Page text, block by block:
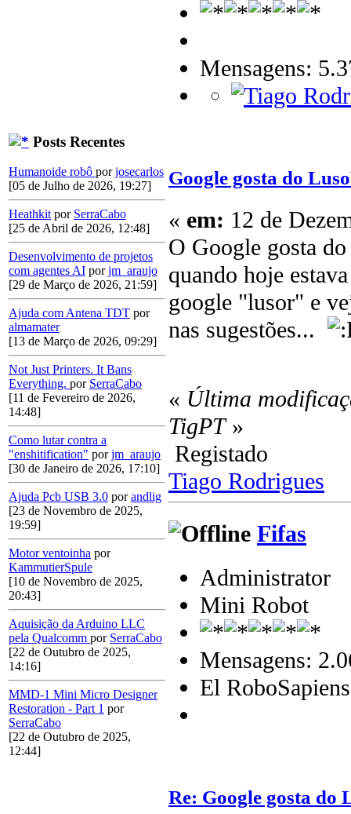
Posts Recentes
Humanoide robô porjosecarlos
[05 de Julho de 2026, 19:27]
Heathkit por SerraCabo
[25 de Abril de 2026, 12:48]
Desenvolvimento de projetos
com agentes AI porjm_araujo
[29 de Março de 2026, 21:59]
Ajuda com Antena TDT por
almamater
[13 de Março de 2026, 09:29]
Not Just Printers. It Bans
Everything. por SerraCabo
[11 de Fevereiro de 2026,
14:48]
Como lutar contra a
"enshitification" porjm_araujo
[30 de Janeiro de 2026, 17:10]
Ajuda Pcb USB 3.0 porandlig
[23 de Novembro de 2025,
19:59]
Motor ventoinha por
KammutierSpule
[10 de Novembro de 2025,
20:43]
Aquisição da Arduino LLC
pela Qualcomm por SerraCabo
[22 de Outubro de 2025,
14:16]
MMD-1 Mini Micro Designer
Restoration - Part 1 por
SerraCabo
[22 de Outubro de 2025,
12:44]
Mensagens:
Google gosta do
« em: 12 de
O Google gosta
quando hoje
google "lusor" e
nas sugestões...
« Última
TigPT»
Registado
Tiago Rodrigues
Fifas
Administrator
Mini Robot
Mensagens:
El RoboSapiens
Re: Google gosta do